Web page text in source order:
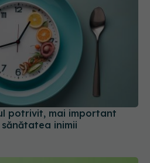
potrivit, mai important
inimii